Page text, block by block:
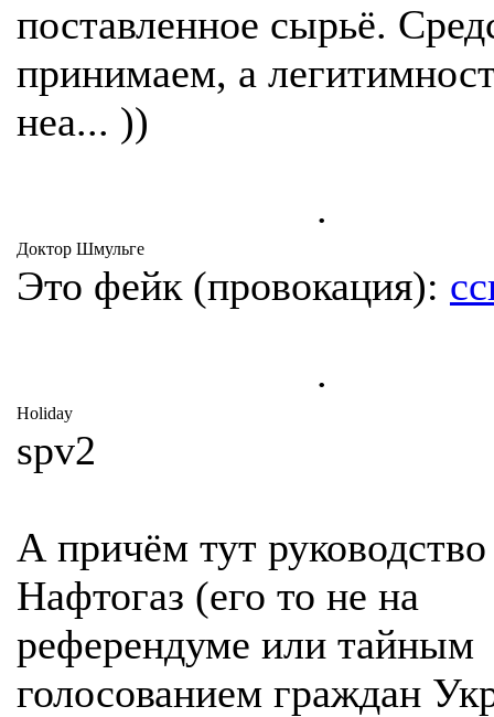
поставленное сырьё.
принимаем, а
неа... ))
.
Доктор Шмульге
Это фейк (провокация):
.
Holiday
spv2
А причём тут руководство
Нафтогаз (его то не на
референдуме или тайным
голосованием граждан